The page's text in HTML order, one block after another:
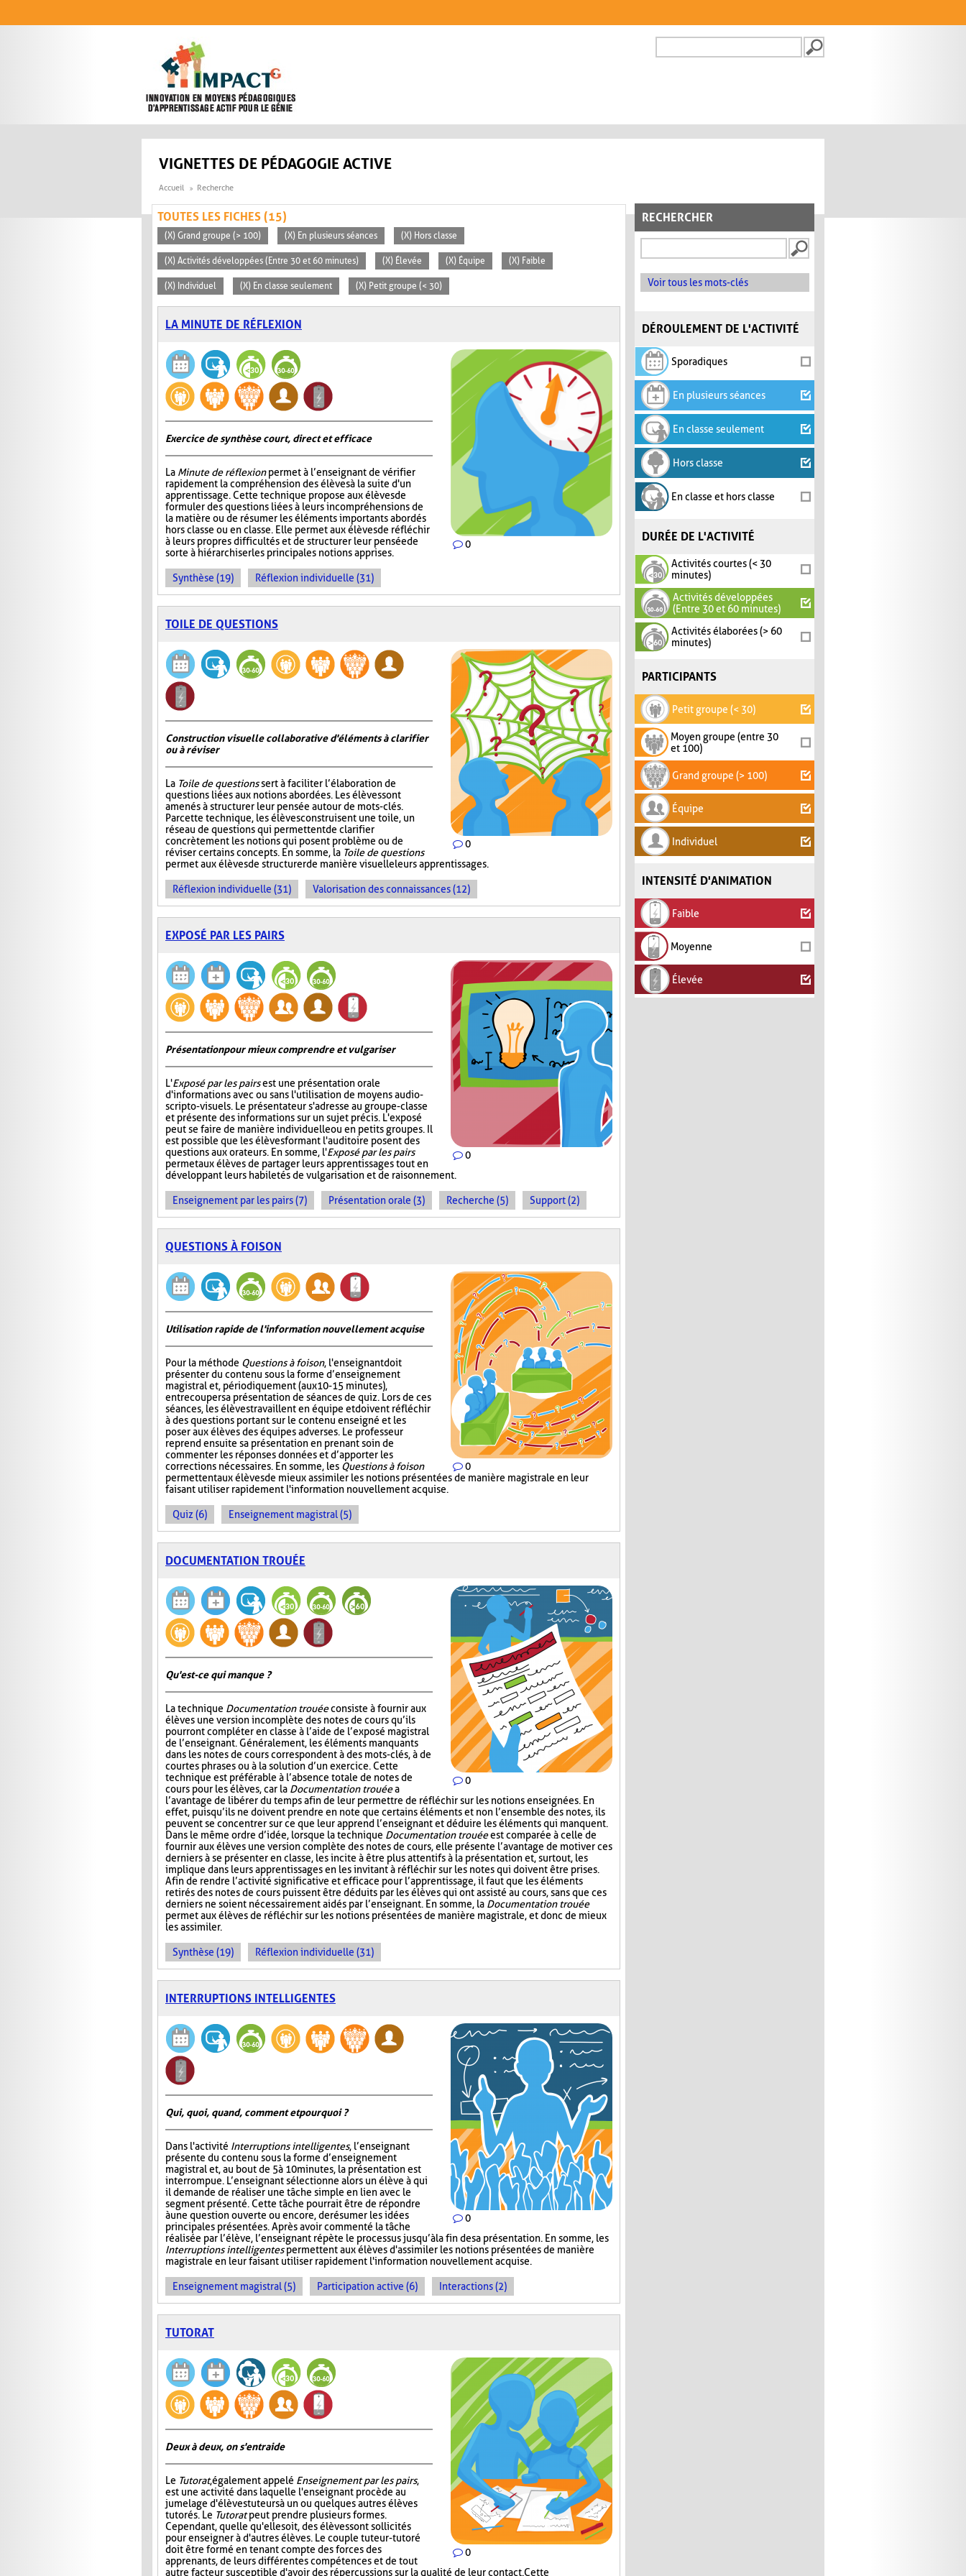
FORMULAIRE DE
VIGNETTES DE PÉDAGOGIE ACTIVE
Accueil Recherche
RECHERCHER
Voir tous les mots-clés
DÉROULEMENT DE L'ACTIVITÉ
Sporadiques
En plusieurs séances
En classe seulement
Hors classe
En classe et hors classe
DURÉE DE L'ACTIVITÉ
Activités courtes (< 30
minutes)
Activités développées
(Entre 30 et 60 minutes)
Activités élaborées (> 60
minutes)
PARTICIPANTS
Petit groupe (< 30)
Moyen groupe (entre 30
et 100)
Grand groupe (> 100)
Équipe
Individuel
INTENSITÉ D'ANIMATION
Faible
Moyenne
Élevée
TOUTES LES FICHES (15)
(X) Grand groupe (> 100) (X) En plusieurs séances (X) Hors classe
(X) Activités développées (Entre 30 et 60 minutes) (X) Élevée (X) Équipe (X) Faible
(X) Individuel (X) En classe seulement (X) Petit groupe (< 30)
LA MINUTE DE RÉFLEXION
0
Exercice de synthèse court, direct et efficace
La Minute de réflexionpermet à l’enseignant de vérifier
rapidement la compréhension des élèves à la suite d'un
apprentissage. Cette technique propose aux élèves de
formuler des questions liées à leurs incompréhensions de
la matière ou de résumer les éléments importants abordés
hors classe ou en classe. Elle permet aux élèves de réfléchir
à leurs propres difficultés et de structurer leur pensée de
sorte à hiérarchiser les principales notions apprises.
Synthèse (19) Réflexion individuelle (31)
TOILE DE QUESTIONS
0
Construction visuelle collaborative d'éléments à clarifier
ou à réviser
La Toile de questionssert à faciliter l’élaboration de
questions liées aux notions abordées. Les élèves sont
amenés à structurer leur pensée autour de mots-clés.
Par cette technique, les élèves construisent une toile, un
réseau de questions qui permettent de clarifier
concrètement les notions qui posent problème ou de
réviser certains concepts. En somme, la Toile de questions
permet aux élèves de structurer de manière visuelle leurs apprentissages.
Réflexion individuelle (31) Valorisation des connaissances (12)
EXPOSÉ PAR LES PAIRS
0
Présentation pour mieux comprendre et vulgariser
L'Exposé par les pairsest une présentation orale
d'informations avec ou sans l'utilisation de moyens audio-
scripto-visuels. Le présentateur s'adresse au groupe-classe
et présente des informations sur un sujet précis. L'exposé
peut se faire de manière individuelle ou en petits groupes. Il
est possible que les élèves formant l'auditoire posent des
questions aux orateurs. En somme, l'Exposé par les pairs
permet aux élèves de partager leurs apprentissages tout en
développant leurs habiletés de vulgarisation et de raisonnement.
Enseignement par les pairs (7) Présentation orale (3) Recherche (5) Support (2)
QUESTIONS À FOISON
0
Utilisation rapide de l'information nouvellement acquise
Pour la méthode Questions à foison, l'enseignant doit
présenter du contenu sous la forme d’enseignement
magistral et, périodiquement (aux 10-15 minutes),
entrecouper sa présentation de séances de quiz. Lors de ces
séances, les élèves travaillent en équipe et doivent réfléchir
à des questions portant sur le contenu enseigné et les
poser aux élèves des équipes adverses. Le professeur
reprend ensuite sa présentation en prenant soin de
commenter les réponses données et d’apporter les
corrections nécessaires. En somme, les Questions à foison
permettent aux élèves de mieux assimiler les notions présentées de manière magistrale en leur
faisant utiliser rapidement l'information nouvellement acquise.
Quiz (6) Enseignement magistral (5)
DOCUMENTATION TROUÉE
0
Qu'est-ce qui manque ?
La technique Documentation trouéeconsiste à fournir aux
élèves une version incomplète des notes de cours qu’ils
pourront compléter en classe à l’aide de l’exposé magistral
de l’enseignant. Généralement, les éléments manquants
dans les notes de cours correspondent à des mots-clés, à de
courtes phrases ou à la solution d’un exercice. Cette
technique est préférable à l’absence totale de notes de
cours pour les élèves, car la Documentation trouéea
l’avantage de libérer du temps afin de leur permettre de réfléchir sur les notions enseignées. En
effet, puisqu’ils ne doivent prendre en note que certains éléments et non l’ensemble des notes, ils
peuvent se concentrer sur ce que leur apprend l’enseignant et déduire les éléments qui manquent.
Dans le même ordre d’idée, lorsque la technique Documentation trouéeest comparée à celle de
fournir aux élèves une version complète des notes de cours, elle présente l’avantage de motiver ces
derniers à se présenter en classe, les incite à être plus attentifs à la présentation et, surtout, les
implique dans leurs apprentissages en les invitant à réfléchir sur les notes qui doivent être prises.
Afin de rendre l’activité significative et efficace pour l’apprentissage, il faut que les éléments
retirés des notes de cours puissent être déduits par les élèves qui ont assisté au cours, sans que ces
derniers ne soient nécessairement aidés par l’enseignant. En somme, la Documentation trouée
permet aux élèves de réfléchir sur les notions présentées de manière magistrale, et donc de mieux
les assimiler.
Synthèse (19) Réflexion individuelle (31)
INTERRUPTIONS INTELLIGENTES
0
Qui, quoi, quand, comment et pourquoi ?
Dans l'activité Interruptions intelligentes, l’enseignant
présente du contenu sous la forme d’enseignement
magistral et, au bout de 5 à 10 minutes, la présentation est
interrompue. L’enseignant sélectionne alors un élève à qui
il demande de réaliser une tâche simple en lien avec le
segment présenté. Cette tâche pourrait être de répondre
à une question ouverte ou encore, de résumer les idées
principales présentées. Après avoir commenté la tâche
réalisée par l’élève, l’enseignant répète le processus jusqu’à la fin de sa présentation. En somme, les
Interruptions intelligentespermettent aux élèves d'assimiler les notions présentées de manière
magistrale en leur faisant utiliser rapidement l'information nouvellement acquise.
Enseignement magistral (5) Participation active (6) Interactions (2)
TUTORAT
0
Deux à deux, on s'entraide
Le Tutorat, également appelé Enseignement par les pairs,
est une activité dans laquelle l'enseignant procède au
jumelage d'élèves tuteurs à un ou quelques autres élèves
tutorés. Le Tutoratpeut prendre plusieurs formes.
Cependant, quelle qu'elle soit, des élèves sont sollicités
pour enseigner à d'autres élèves. Le couple tuteur-tutoré
doit être formé en tenant compte des forces des
apprenants, de leurs différentes compétences et de tout
autre facteur susceptible d'avoir des répercussions sur la qualité de leur contact. Cette